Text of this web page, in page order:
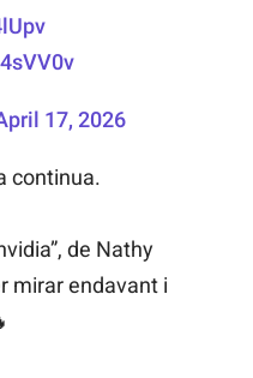
17, 2026
continua.
de Nathy
mirar endavant i